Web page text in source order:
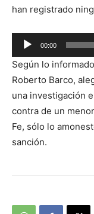
han registrado
Reproductor
de
audio
00:00
Según lo
Roberto Barco,
una investigación
contra de un
Fe, sólo lo
sanción.